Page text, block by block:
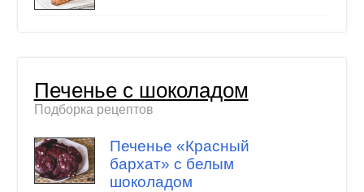
Печенье с шоколадом
Подборка рецептов
Печенье «Красный
бархат» с белым
шоколадом